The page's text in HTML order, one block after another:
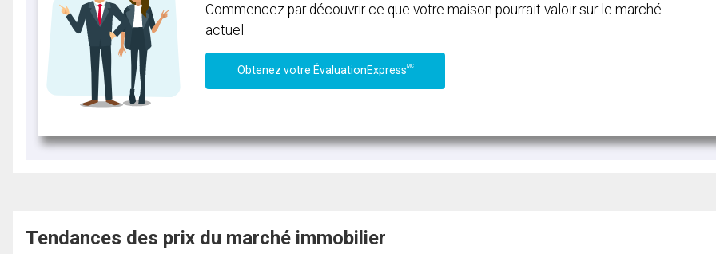
Commencez par découvrir ce que votre maison pourrait valoir sur le marché
actuel.
Obtenez votre ÉvaluationExpressMC
Tendances des prix du marché immobilier